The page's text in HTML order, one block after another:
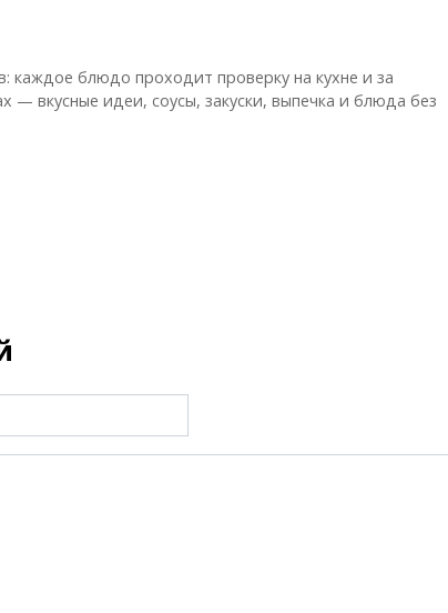
каждое блюдо проходит проверку на кухне и за
— вкусные идеи, соусы, закуски, выпечка и блюда без